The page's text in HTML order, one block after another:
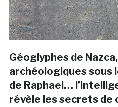
Géoglyphes de
archéologiques sous
de Raphael…
révèle les secrets de